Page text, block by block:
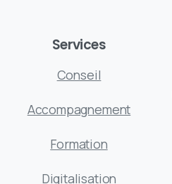
Services
Conseil
Accompagnement
Formation
Digitalisation